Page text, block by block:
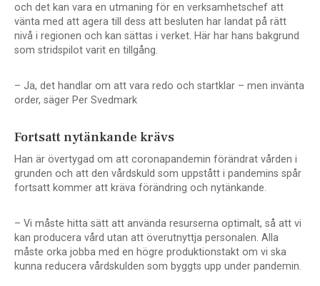
och det kan vara en utmaning för en verksamhetschef att
vänta med att agera till dess att besluten har landat på rätt
nivå i regionen och kan sättas i verket. Här har hans bakgrund
som stridspilot varit en tillgång.
– Ja, det handlar om att vara redo och startklar – men invänta
order, säger Per Svedmark
Fortsatt nytänkande krävs
Han är övertygad om att coronapandemin förändrat vården i
grunden och att den vårdskuld som uppstått i pandemins spår
fortsatt kommer att kräva förändring och nytänkande.
– Vi måste hitta sätt att använda resurserna optimalt, så att vi
kan producera vård utan att överutnyttja personalen. Alla
måste orka jobba med en högre produktionstakt om vi ska
kunna reducera vårdskulden som byggts upp under pandemin.